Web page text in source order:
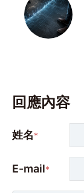
回應內容
姓名*
E-mail*